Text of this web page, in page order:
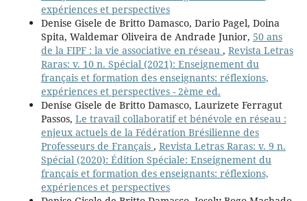
expériences et perspectives
Denise Gisele de Britto Damasco, Dario Pagel, Doina
Spita, Waldemar Oliveira de Andrade Junior, 50 ans
de la FIPF : la vie associative en réseau , Revista Letras
Raras: v. 10 n. Spécial (2021): Enseignement du
français et formation des enseignants: réflexions,
expériences et perspectives - 2ème ed.
Denise Gisele de Britto Damasco, Laurizete Ferragut
Passos, Le travail collaboratif et bénévole en réseau :
enjeux actuels de la Fédération Brésilienne des
Professeurs de Français , Revista Letras Raras: v. 9 n.
Spécial (2020): Édition Spéciale: Enseignement du
français et formation des enseignants: réflexions,
expériences et perspectives